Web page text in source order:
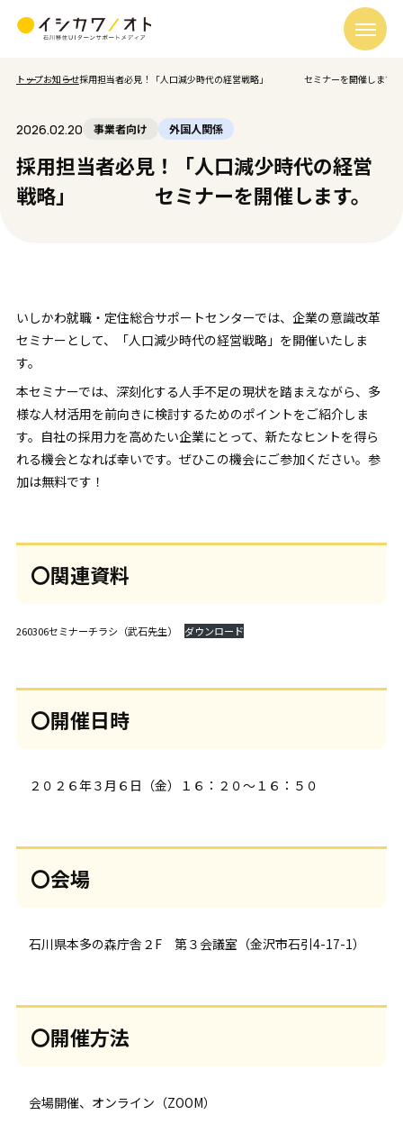
トップお知らせ採用担当者必見！「人口減少時代の経営戦略」 セミナーを開催します。
2026.02.20 事業者向け 外国人関係
採用担当者必見！「人口減少時代の経営
戦略」 セミナーを開催します。
いしかわ就職・定住総合サポートセンターでは、企業の意識改革
セミナーとして、「人口減少時代の経営戦略」を開催いたしま
す。
本セミナーでは、深刻化する人手不足の現状を踏まえながら、多
様な人材活用を前向きに検討するためのポイントをご紹介しま
す。自社の採用力を高めたい企業にとって、新たなヒントを得ら
れる機会となれば幸いです。ぜひこの機会にご参加ください。参
加は無料です！
〇関連資料
260306セミナーチラシ（武石先生） ダウンロード
〇開催日時
２０２６年３月６日（金）１６：２０～１６：５０
〇会場
石川県本多の森庁舎２F 第３会議室（金沢市石引4-17-1）
〇開催方法
会場開催、オンライン（ZOOM）